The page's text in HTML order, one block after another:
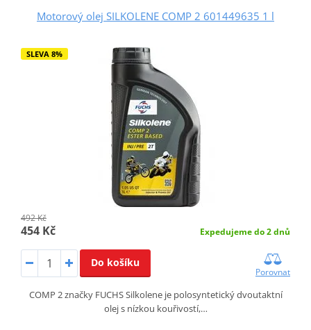
Motorový olej SILKOLENE COMP 2 601449635 1 l
SLEVA 8%
492 Kč
454 Kč Expedujeme do 2 dnů
Do košíku
Porovnat
COMP 2 značky FUCHS Silkolene je polosyntetický dvoutaktní
olej s nízkou kouřivostí,…